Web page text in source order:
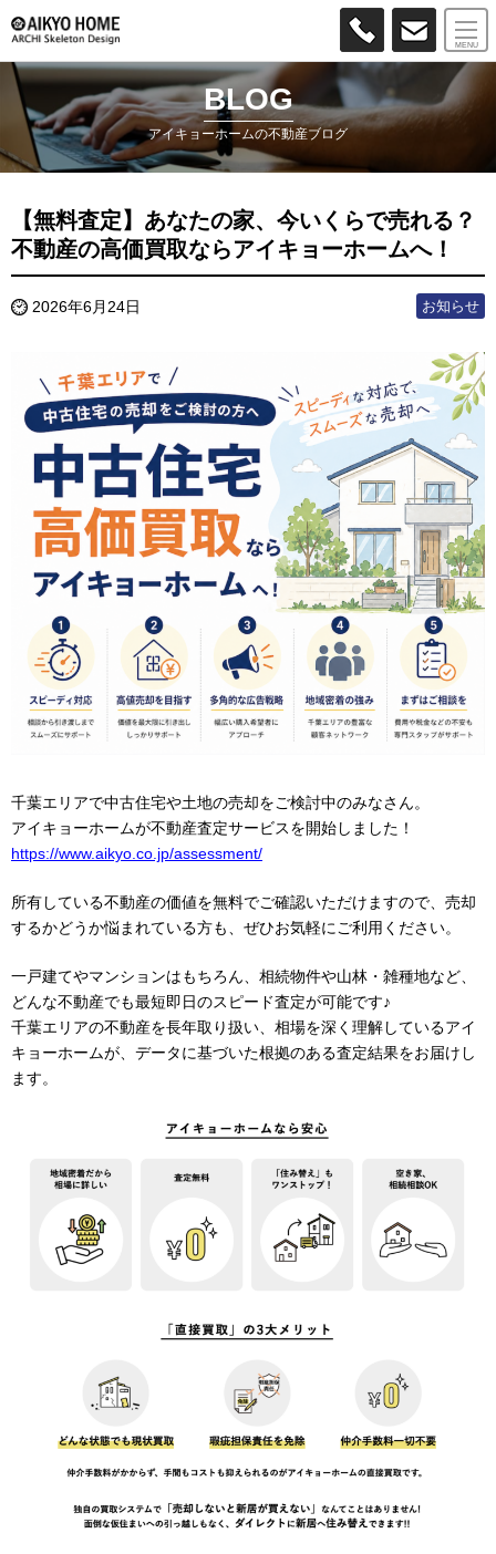
BLOG
アイキョーホームの不動産ブログ
【無料査定】あなたの家、今いくらで売れる？
不動産の高価買取ならアイキョーホームへ！
2026年6月24日 お知らせ
千葉エリアで中古住宅や土地の売却をご検討中のみなさん。
アイキョーホームが不動産査定サービスを開始しました！
https://www.aikyo.co.jp/assessment/
所有している不動産の価値を無料でご確認いただけますので、売却
するかどうか悩まれている方も、ぜひお気軽にご利用ください。
一戸建てやマンションはもちろん、相続物件や山林・雑種地など、
どんな不動産でも最短即日のスピード査定が可能です♪
千葉エリアの不動産を長年取り扱い、相場を深く理解しているアイ
キョーホームが、データに基づいた根拠のある査定結果をお届けし
ます。
MENU